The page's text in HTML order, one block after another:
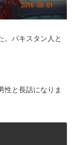
。パキスタン人と
性と長話になりま